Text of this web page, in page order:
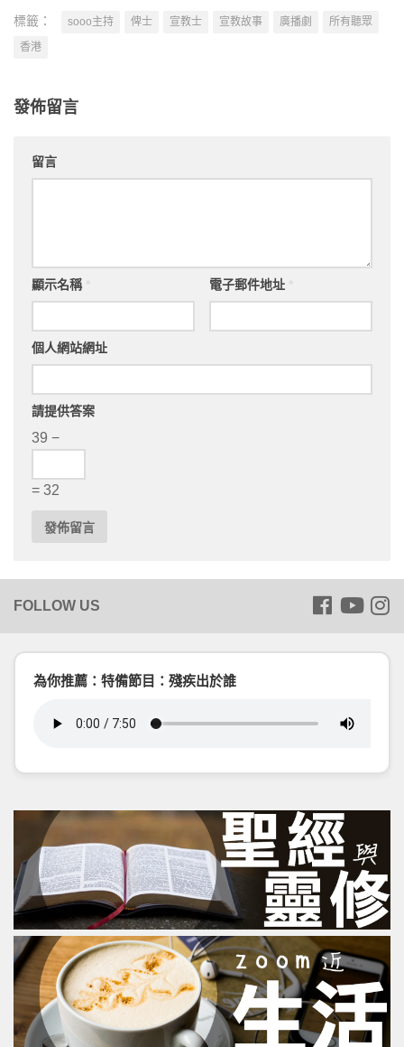
標籤： sooo主持 俾士 宣教士 宣教故事 廣播劇
所有聽眾
香港
發佈留言
留言
顯示名稱 電子郵件地址
個人網站網址
請提供答案
39 −
= 32
為你推薦：特備節目：殘疾出於誰